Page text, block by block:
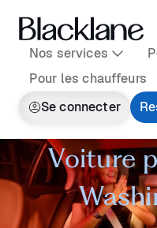
Nos services
Pour les chauffeurs
Se connecter
Voiture